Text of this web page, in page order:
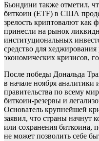
Бьондини также отметил,
биткоин (ETF) в США
зрелость криптовалют как
принесли на рынок
институциональных
средство для
экономических кризисов,
После победы Дональда
в начале ноября аналитики
правительства по всему
биткоин-резервы и
Основатель крупнейшей
заявил, что страны начнут
или сохранения биткоина,
не может позволить себе